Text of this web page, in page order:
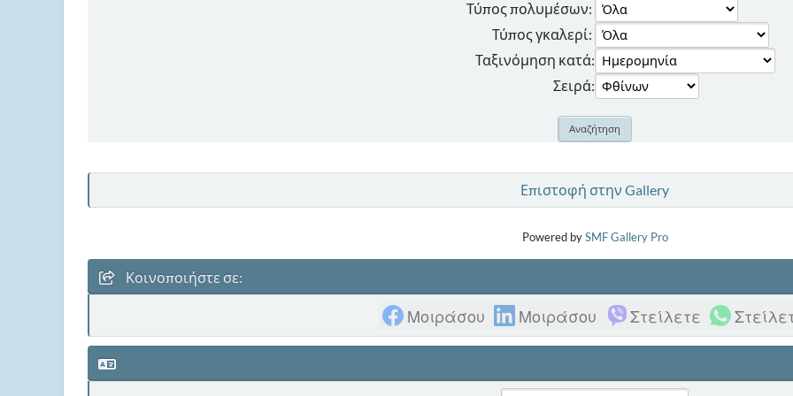
Τύπος πολυμέσων:
Τύπος γκαλερί:
Ταξινόμηση κατά:
Σειρά:
Επιστοφή στην Gallery
Powered bySMF Gallery Pro
Κοινοποιήστε σε:
Μοιράσου Μοιράσου Στείλετε